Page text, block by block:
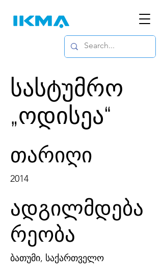
სასტუმრო
„ოდისეა“
თარიღი
2014
ადგილმდება
რეობა
ბათუმი, საქართველო